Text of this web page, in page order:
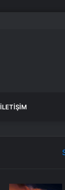
İLETIŞIM